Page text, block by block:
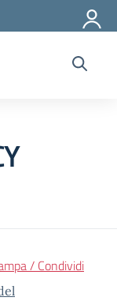
/ Condividi